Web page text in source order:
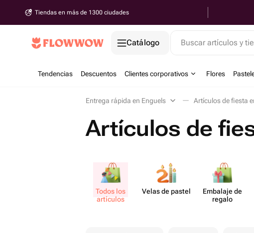
Tiendas en más de 1300 ciudades
Catálogo Buscar artículos y
Tendencias Descuentos Clientes corporativos Flores
Entrega rápida en Enguels Artículos de fiesta
Artículos de
Todos los
artículos
Velas de pastel
Embalaje de
regalo